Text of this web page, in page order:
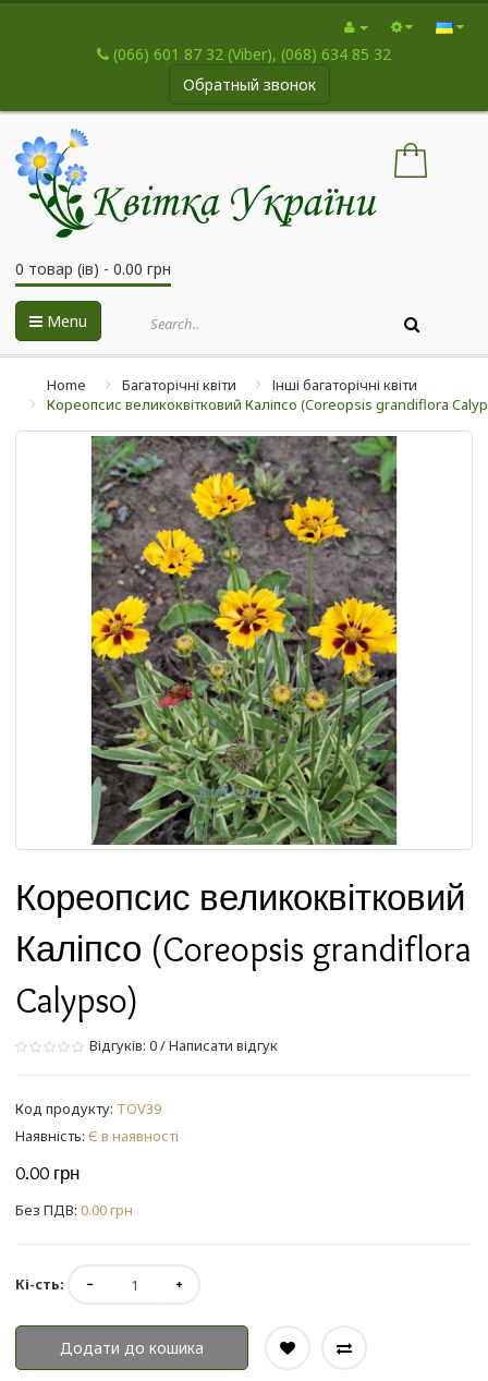
(066) 601 87 32 (Viber), (068) 634 85 32
Обратный звонок
0 товар (ів) - 0.00 грн
Menu
Home Багаторічні квіти
Інші багаторічні квіти
Кореопсис великоквітковий Каліпсо (Coreopsis grandiflora
Кореопсис великоквітковий
Каліпсо (Coreopsis grandiflora
Calypso)
Відгуків: 0/Написати відгук
Код продукту: TOV39
Наявність: Є в наявності
0.00 грн
Без ПДВ: 0.00 грн
Кі-сть:
Додати до кошика